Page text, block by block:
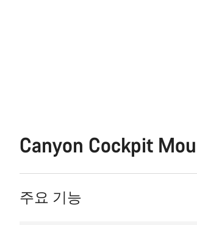
Canyon Cockpit
주요 기능